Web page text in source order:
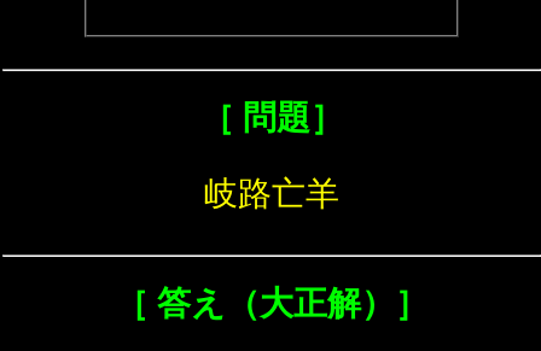
［ 問題］
岐路亡羊
［ 答え（大正解）］